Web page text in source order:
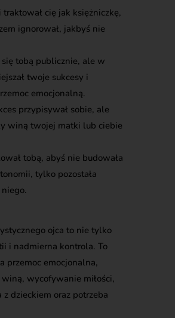
traktował cię jak księżniczkę,
ignorował, jakbyś nie
się tobą publicznie, ale w
twoje sukcesy i
emocjonalną.
przypisywał sobie, ale
winą twojej matki lub ciebie
tobą, abyś nie budowała
tylko pozostała
ojca to nie tylko
i nadmierna kontrola. To
przemoc emocjonalna,
winą, wycofywanie miłości,
dzieckiem oraz potrzeba